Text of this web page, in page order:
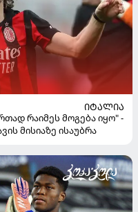
ᲘᲢᲐᲚᲘᲐ
რაიმეს მოგება იყო" -
მისიაზე ისაუბრა